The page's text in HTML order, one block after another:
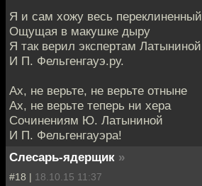
Я и сам хожу весь переклиненный
Ощущая в макушке дыру
Я так верил экспертам Латыниной
И П. Фельгенгауэ.ру.
Ах, не верьте, не верьте отныне
Ах, не верьте теперь ни хера
Сочинениям Ю. Латыниной
И П. Фельгенгауэра!
Слесарь-ядерщик »
#18 | 18.10.15 11:37